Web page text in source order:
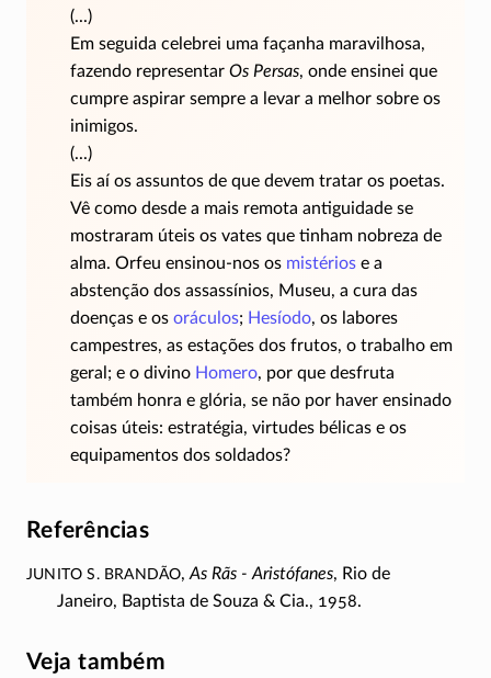
(...)
Em seguida celebrei uma façanha maravilhosa,
fazendo representar Os Persas, onde ensinei que
cumpre aspirar sempre a levar a melhor sobre os
inimigos.
(...)
Eis aí os assuntos de que devem tratar os poetas.
Vê como desde a mais remota antiguidade se
mostraram úteis os vates que tinham nobreza de
alma. Orfeu ensinou-nos os mistérios e a
abstenção dos assassínios, Museu, a cura das
doenças e os oráculos; Hesíodo, os labores
campestres, as estações dos frutos, o trabalho em
geral; e o divino Homero, por que desfruta
também honra e glória, se não por haver ensinado
coisas úteis: estratégia, virtudes bélicas e os
equipamentos dos soldados?
Referências
Junito S. Brandão,As Rãs - Aristófanes, Rio de
Janeiro, Baptista de Souza & Cia., 1958.
Veja também